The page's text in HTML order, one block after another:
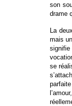
son
drame
La
mais
signifie
se